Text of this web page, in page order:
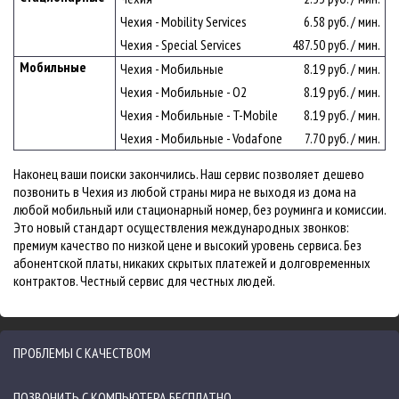
Чехия - Mobility Services
6.58 руб. / мин.
Чехия - Special Services
487.50 руб. / мин.
Мобильные
Чехия - Мобильные
8.19 руб. / мин.
Чехия - Мобильные - O2
8.19 руб. / мин.
Чехия - Мобильные - T-Mobile
8.19 руб. / мин.
Чехия - Мобильные - Vodafone
7.70 руб. / мин.
Наконец ваши поиски закончились. Наш сервис позволяет дешево
позвонить в Чехия из любой страны мира не выходя из дома на
любой мобильный или стационарный номер, без роуминга и комиссии.
Это новый стандарт осуществления международных звонков:
премиум качество по низкой цене и высокий уровень сервиса. Без
абонентской платы, никаких скрытых платежей и долговременных
контрактов. Честный сервис для честных людей.
ПРОБЛЕМЫ С КАЧЕСТВОМ